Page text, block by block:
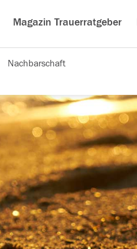
Magazin Trauerratgeber
Nachbarschaft